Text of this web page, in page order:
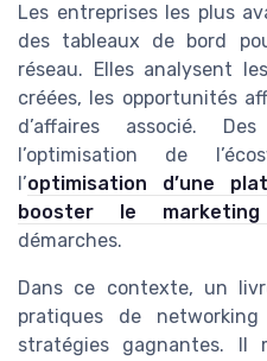
Les entreprises les plus
des tableaux de bord
réseau. Elles analysent
créées, les opportunités
d’affaires associé.
l’optimisation de
l’optimisation d’une
booster le
démarches.
Dans ce contexte, un
pratiques de
stratégies gagnantes.